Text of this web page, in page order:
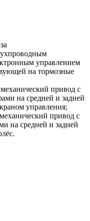
управлением
на тормозные
привод с
на средней и задней
управления;
привод с
на средней и задней